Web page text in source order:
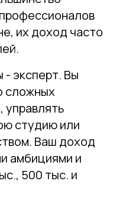
их доход часто
- эксперт. Вы
сложных
управлять
студию или
Ваш доход
амбициями и
500 тыс. и